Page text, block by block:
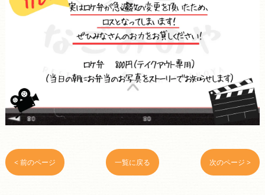
< 前のページ 一覧に戻る 次のページ >